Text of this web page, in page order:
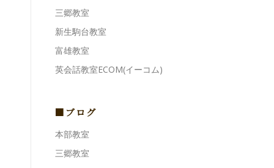
三郷教室
新生駒台教室
富雄教室
英会話教室ECOM(イーコム)
■ブログ
本部教室
三郷教室